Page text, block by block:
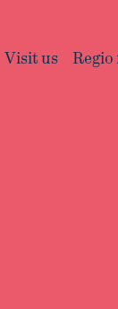
Visit us